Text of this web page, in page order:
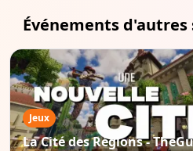
Événements
Jeux
La Cité des Régions -